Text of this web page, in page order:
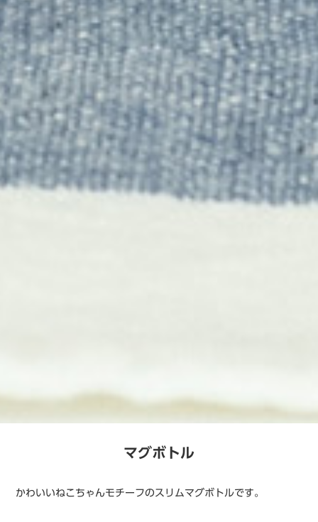
マグボトル
かわいいねこちゃんモチーフのスリムマグボトルです。